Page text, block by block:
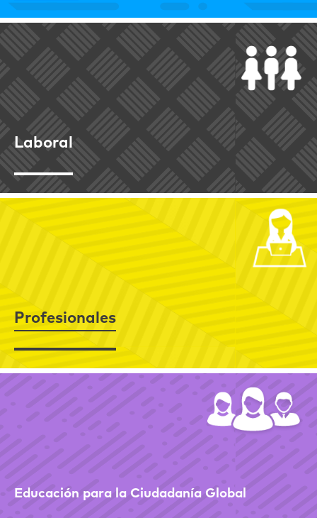
Laboral
Profesionales
Educación para la Ciudadanía Global